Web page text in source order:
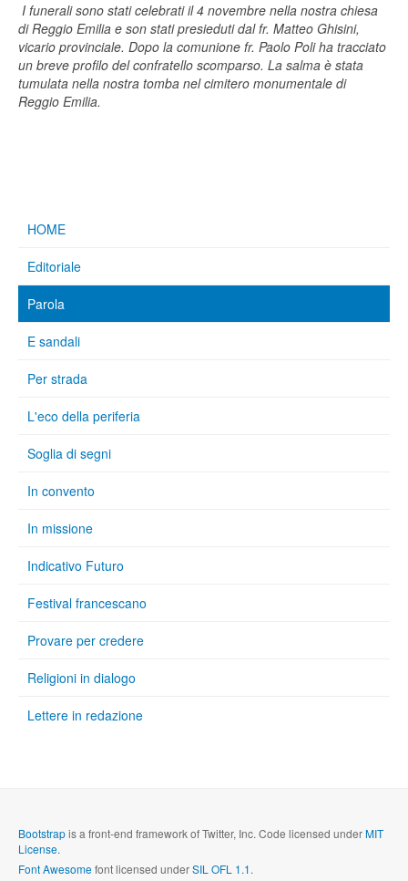
I funerali sono stati celebrati il 4 novembre nella nostra chiesa
di Reggio Emilia e son stati presieduti dal fr. Matteo Ghisini,
vicario provinciale. Dopo la comunione fr. Paolo Poli ha tracciato
un breve profilo del confratello scomparso. La salma è stata
tumulata nella nostra tomba nel cimitero monumentale di
Reggio Emilia.
HOME
Editoriale
Parola
E sandali
Per strada
L'eco della periferia
Soglia di segni
In convento
In missione
Indicativo Futuro
Festival francescano
Provare per credere
Religioni in dialogo
Lettere in redazione
Bootstrapis a front-end framework of Twitter, Inc. Code licensed underMIT
License.
Font Awesomefont licensed underSIL OFL 1.1.